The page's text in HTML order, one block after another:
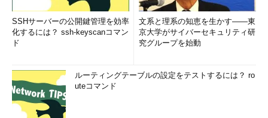
SSHサーバーの公開鍵管理を効率
化するには？ ssh-keyscanコマン
ド
文系と理系の知恵を生かす――東
京大学がサイバーセキュリティ研
究グループを始動
ルーティングテーブルの設定をテストするには？ ro
uteコマンド